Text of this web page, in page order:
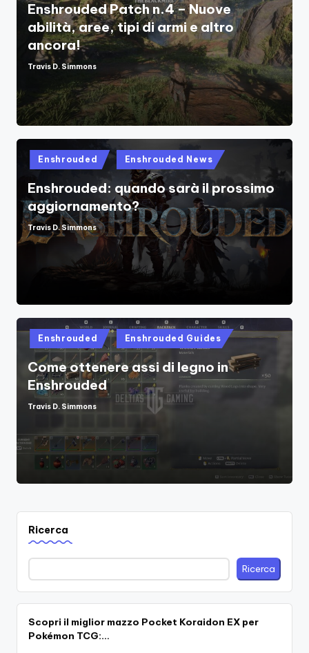
Enshrouded Patch n.4 – Nuove
abilità, aree, tipi di armi e altro
ancora!
Posted
Travis D. Simmons
Posted
in
Enshrouded Enshrouded News
Enshrouded: quando sarà il prossimo
aggiornamento?
Posted
by
Travis D. Simmons
Posted
in
Enshrouded Enshrouded Guides
Come ottenere assi di legno in
Enshrouded
Posted
Travis D. Simmons
Ricerca
Ricerca
Scopri il miglior mazzo Pocket Koraidon EX per
Pokémon TCG:…